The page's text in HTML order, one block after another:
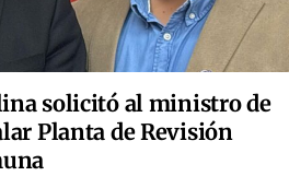
solicitó al ministro de
Planta de Revisión